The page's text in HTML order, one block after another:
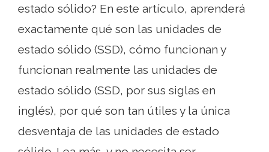
estado sólido? En este artículo, aprenderá
exactamente qué son las unidades de
estado sólido (SSD), cómo funcionan y
funcionan realmente las unidades de
estado sólido (SSD, por sus siglas en
inglés), por qué son tan útiles y la única
desventaja de las unidades de estado